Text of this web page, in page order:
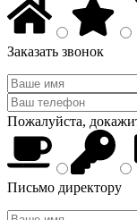
Заказать звонок
Пожалуйста,
Письмо директору